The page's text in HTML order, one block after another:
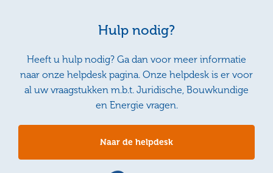
Hulp nodig?
Heeft u hulp nodig? Ga dan voor meer informatie
naar onze helpdesk pagina. Onze helpdesk is er voor
al uw vraagstukken m.b.t. Juridische, Bouwkundige
en Energie vragen.
Naar de helpdesk